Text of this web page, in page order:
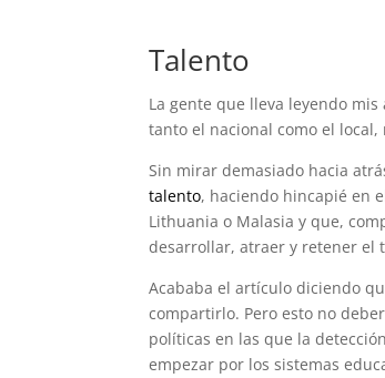
Talento
La gente que lleva leyendo
tanto el nacional como el
Sin mirar demasiado hacia
talento, haciendo hincapié en
Lithuania o Malasia y que,
desarrollar, atraer y retener el
Acababa el artículo diciendo
compartirlo. Pero esto no
políticas en las que la
empezar por los sistemas